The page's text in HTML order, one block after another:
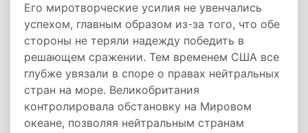
Его миротворческие усилия не увенчались
успехом, главным образом из-за того, что обе
стороны не теряли надежду победить в
решающем сражении. Тем временем США все
глубже увязали в споре о правах нейтральных
стран на море. Великобритания
контролировала обстановку на Мировом
океане, позволяя нейтральным странам